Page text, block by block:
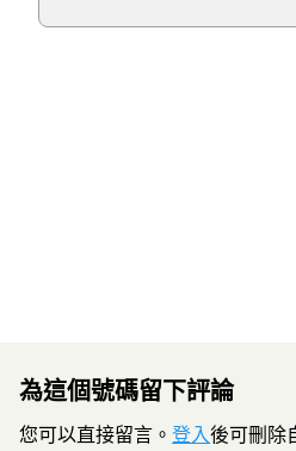
為這個號碼留下評論
您可以直接留言。 登入後可刪除